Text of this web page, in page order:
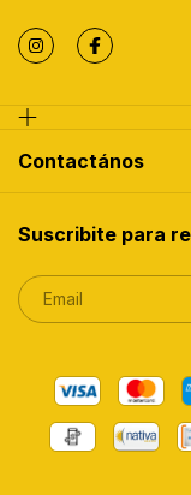
Contactános
Suscribite para